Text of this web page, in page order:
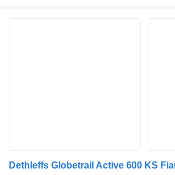
Dethleffs Globetrail Active 600 KS